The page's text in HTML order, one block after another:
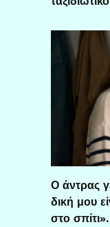
Ο άντρας
δική μου
στο